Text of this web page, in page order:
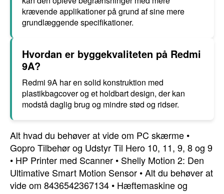
krævende applikationer på grund af sine mere
grundlæggende specifikationer.
Hvordan er byggekvaliteten på Redmi
9A?
Redmi 9A har en solid konstruktion med
plastikbagcover og et holdbart design, der kan
modstå daglig brug og mindre stød og ridser.
Alt hvad du behøver at vide om PC skærme •
Gopro Tilbehør og Udstyr Til Hero 10, 11, 9, 8 og 9
• HP Printer med Scanner • Shelly Motion 2: Den
Ultimative Smart Motion Sensor •Alt du behøver at
vide om 8436542367134 • Hæftemaskine og